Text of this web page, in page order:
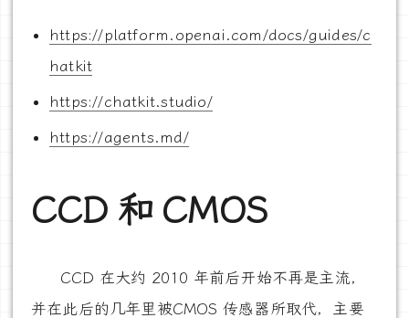
https://platform.openai.com/docs/guides/c
hatkit
https://chatkit.studio/
https://agents.md/
CCD 和 CMOS
CCD 在大约 2010 年前后开始不再是主流，
并在此后的几年里被CMOS 传感器所取代，主要